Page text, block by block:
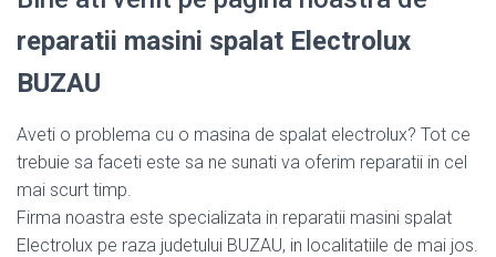
reparatii masini spalat Electrolux
BUZAU
Aveti o problema cu o masina de spalat electrolux? Tot ce
trebuie sa faceti este sa ne sunati va oferim reparatii in cel
mai scurt timp.
Firma noastra este specializata in reparatii masini spalat
Electrolux pe raza judetului BUZAU, in localitatiile de mai jos.